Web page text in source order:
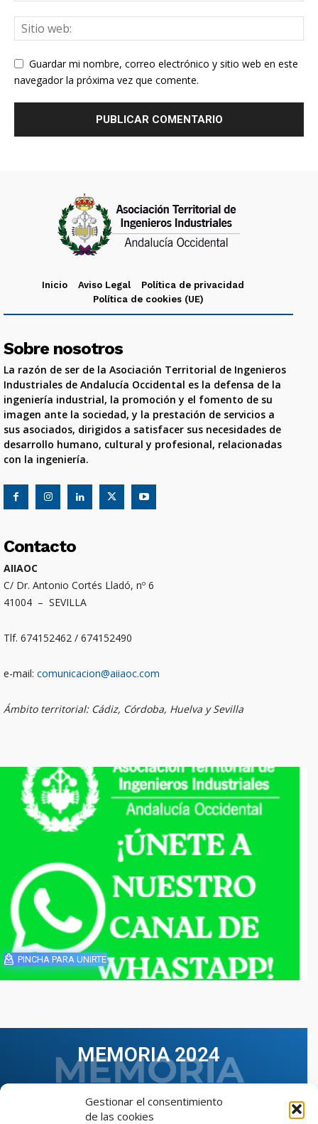
Gestionar el consentimiento
de las cookies
Guardar mi nombre, correo electrónico y sitio web en este
navegador la próxima vez que comente.
Inicio Aviso Legal
Política de privacidad
Política de cookies (UE)
Sobre nosotros
La razón de ser de la Asociación Territorial de Ingenieros
Industriales de Andalucía Occidental es la defensa de la
ingeniería industrial, la promoción y el fomento de su
imagen ante la sociedad, y la prestación de servicios a
sus asociados, dirigidos a satisfacer sus necesidades de
desarrollo humano, cultural y profesional, relacionadas
con la ingeniería.
Contacto
AIIAOC
C/ Dr. Antonio Cortés Lladó, nº 6
41004 – SEVILLA
Tlf. 674152462 / 674152490
e-mail: comunicacion@aiiaoc.com
Ámbito territorial: Cádiz, Córdoba, Huelva y Sevilla
PINCHA PARA UNIRTE
MEMORIA 2024